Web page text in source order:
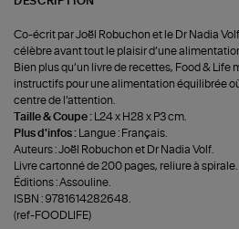
Co-écrit par Joël Robuchon et le Dr Nadia
célèbre avant tout le plaisir d’une
Bien plus qu’un livre de recettes, Food &
instructifs pour une alimentation équilibrée
centre de l’attention.
Taille & Coupe :
L24 x H28 x P3 cm.
Plus d'infos :
Langue : Français.
Auteurs : Joël Robuchon et Dr Nadia Volf.
Livre cartonné de 200 pages, reliure à spirale.
Éditions : Assouline.
ISBN : 9781614282648.
(ref-FOODLIFE)